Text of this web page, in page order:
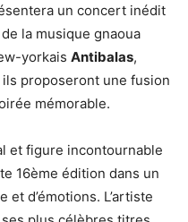
un concert inédit
la musique gnaoua
yorkais Antibalas,
ils proposeront une fusion
mémorable.
et figure incontournable
16ème édition dans un
d’émotions. L’artiste